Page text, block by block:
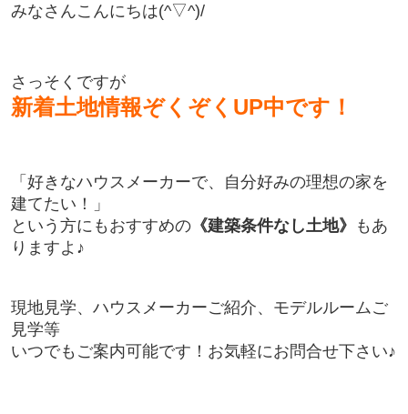
みなさんこんにちは(^▽^)/
さっそくですが
新着土地情報ぞくぞくUP中です！
「好きなハウスメーカーで、
自分好みの理想の家を
建てたい！」
という方にもおすすめの《建築条件なし土地》 もあ
りますよ♪
現地見学、ハウスメーカーご紹介、モデルルームご
見学等
いつでもご案内可能です！ お気軽にお問合せ下さい♪